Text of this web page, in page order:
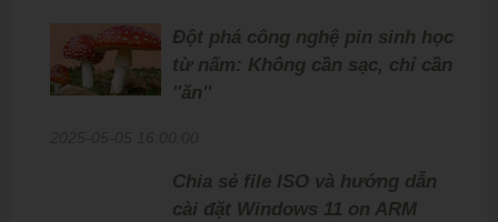
Đột phá công nghệ pin sinh học
từ nấm: Không cần sạc, chỉ cần
''ăn''
Chia sẻ file ISO và hướng dẫn
cài đặt Windows 11 on ARM